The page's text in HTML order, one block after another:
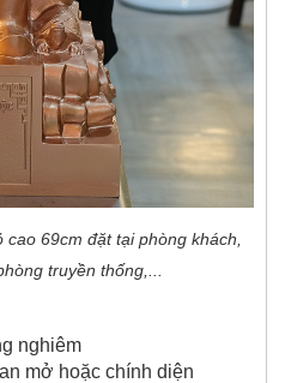
69cm đặt tại phòng khách,
truyền thống,...
nghiêm
mở hoặc chính diện